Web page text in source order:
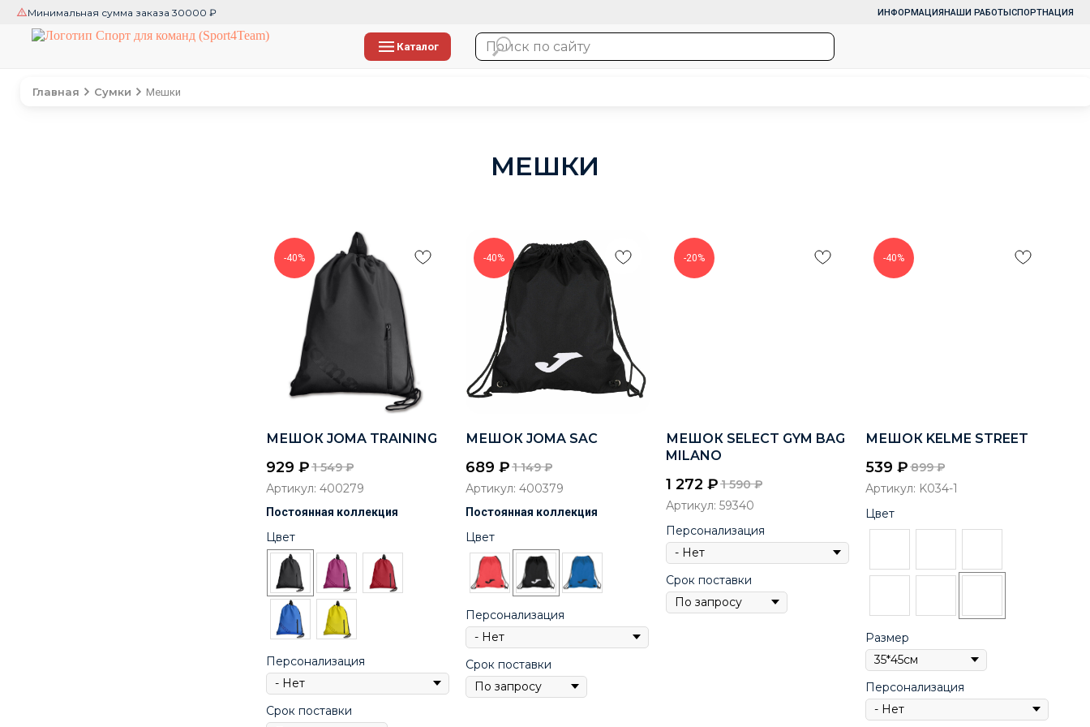
Минимальная сумма заказа 30000 ₽ ИНФОРМАЦИЯНАШИ РАБОТЫСПОРТНАЦИЯ
Каталог
Главная Сумки Мешки
МЕШКИ
-40%
МЕШОК JOMA TRAINING
929 ₽ 1 549 ₽
Артикул: 400279
Постоянная коллекция
Цвет
Персонализация
Срок поставки
-40%
МЕШОК JOMA SAC
689 ₽ 1 149 ₽
Артикул:400379
Постоянная коллекция
Цвет
Персонализация
Срок поставки
-20%
МЕШОК SELECT GYM BAG
MILANO
1 272 ₽ 1 590 ₽
Артикул: 59340
Персонализация
Срок поставки
-40%
МЕШОК KELME STREET
539 ₽ 899 ₽
Артикул: K034-1
Цвет
Размер
Персонализация